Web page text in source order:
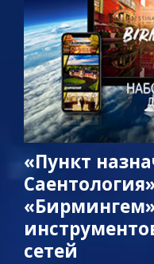
«Пункт
сетей